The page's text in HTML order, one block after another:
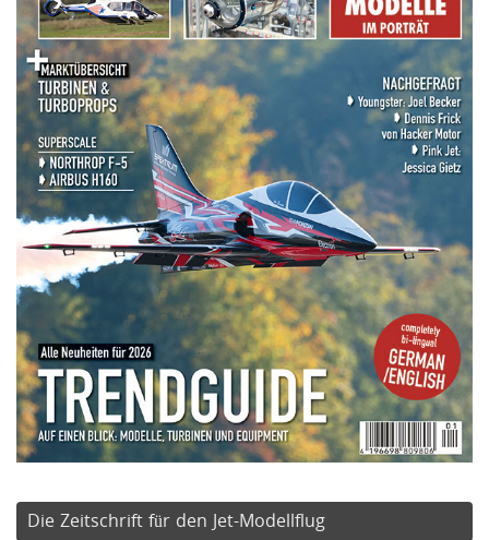
Die Zeitschrift für den Jet-Modellflug